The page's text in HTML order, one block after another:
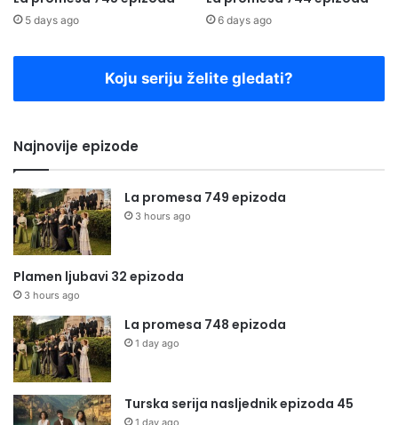
5 days ago 6 days ago
Koju seriju želite gledati?
Najnovije epizode
La promesa 749 epizoda
3 hours ago
Plamen ljubavi 32 epizoda
3 hours ago
La promesa 748 epizoda
1 day ago
Turska serija nasljednik epizoda 45
1 day ago